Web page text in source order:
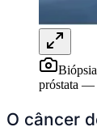
próstata —
O câncer